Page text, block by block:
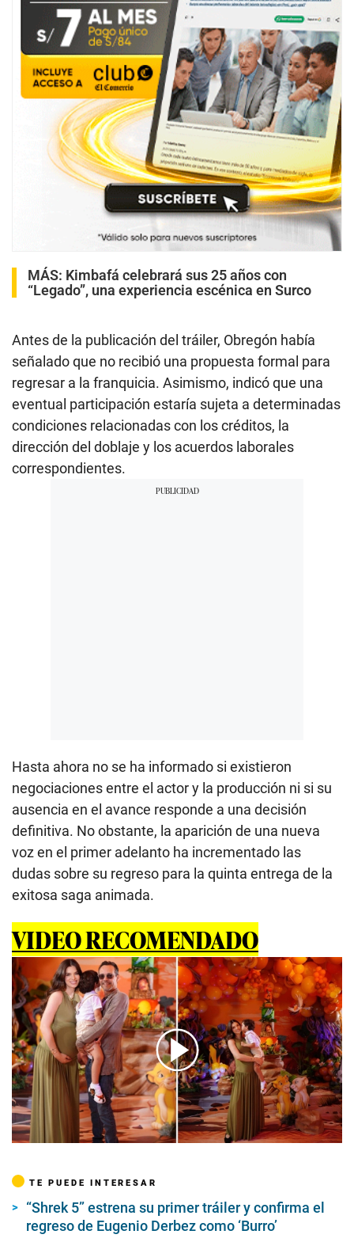
MÁS: Kimbafá celebrará sus 25 años con
“Legado”, una experiencia escénica en Surco
Antes de la publicación del tráiler, Obregón había
señalado que no recibió una propuesta formal para
regresar a la franquicia. Asimismo, indicó que una
eventual participación estaría sujeta a determinadas
condiciones relacionadas con los créditos, la
dirección del doblaje y los acuerdos laborales
correspondientes.
Hasta ahora no se ha informado si existieron
negociaciones entre el actor y la producción ni si su
ausencia en el avance responde a una decisión
definitiva. No obstante, la aparición de una nueva
voz en el primer adelanto ha incrementado las
dudas sobre su regreso para la quinta entrega de la
exitosa saga animada.
VIDEO RECOMENDADO
00:00 00:39
TE PUEDE INTERESAR
“Shrek 5” estrena su primer tráiler y confirma el
regreso de Eugenio Derbez como ‘Burro’